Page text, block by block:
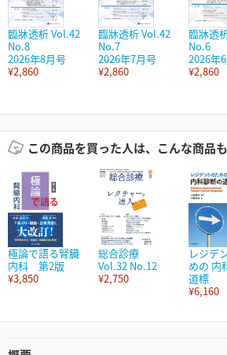
臨牀透析 Vol.42
No.8
2026年8月号
¥2,860
臨牀透析 Vol.42
No.7
2026年7月号
¥2,860
臨牀透
No.6
2026年
¥2,860
この商品を買った人は、こんな商品も
極論で語る腎臓
内科 第2版
¥3,850
総合診療
Vol.32 No.12
¥2,750
レジデ
めの 内
道標
¥6,160